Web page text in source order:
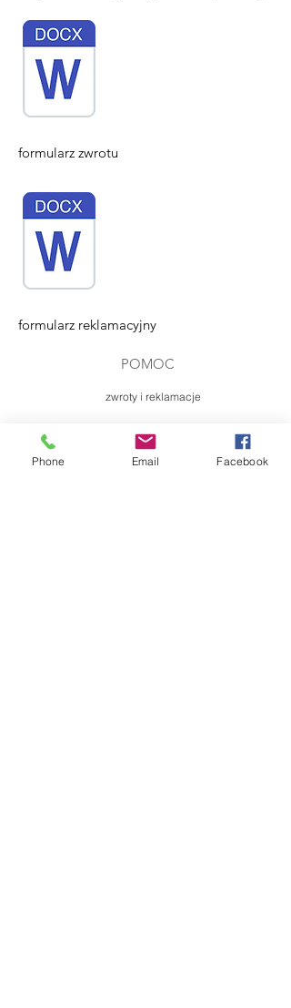
formularz zwrotu
formularz reklamacyjny
POMOC
zwroty i reklamacje
PŁATNOŚĆ I DOSTAWA
Phone Email Facebook